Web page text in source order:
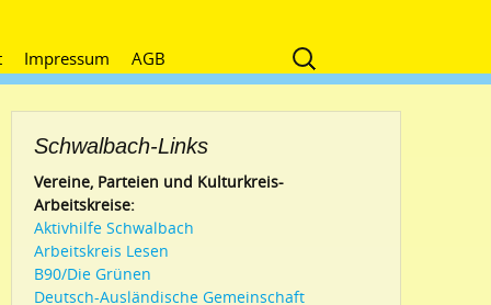
Impressum AGB
Suche
nach:
Schwalbach-Links
Vereine, Parteien und Kulturkreis-
Arbeitskreise:
Aktivhilfe Schwalbach
Arbeitskreis Lesen
B90/Die Grünen
Deutsch-Ausländische Gemeinschaft